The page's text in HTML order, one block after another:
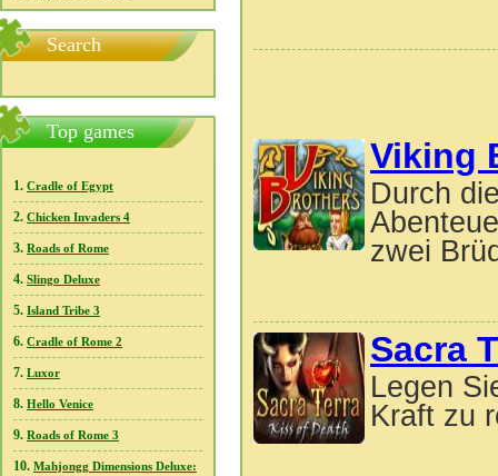
Search
Top games
1. Cradle of Egypt
2. Chicken Invaders 4
3. Roads of Rome
4. Slingo Deluxe
5. Island Tribe 3
6. Cradle of Rome 2
7. Luxor
8. Hello Venice
9. Roads of Rome 3
10. Mahjongg Dimensions Deluxe:
Viking
Durch
zwei
Sacra
Legen
Kraft zu